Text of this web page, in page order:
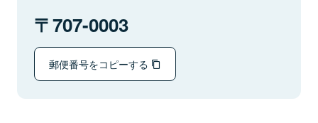
707-0003
郵便番号をコピーする